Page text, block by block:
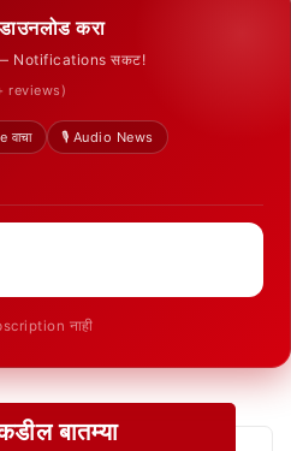
करा
— Notifications सकट!
reviews)
🎙️ Audio News
नाही
बातम्या